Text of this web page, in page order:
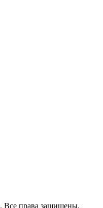
. Все права защищены.